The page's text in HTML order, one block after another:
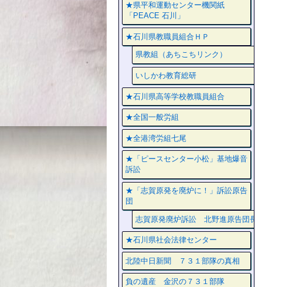
★県平和運動センター機関紙
「PEACE 石川」
★石川県教職員組合ＨＰ
県教組（あちこちリンク）
いしかわ教育総研
★石川県高等学校教職員組合
★全国一般労組
★全港湾労組七尾
★「ピースセンター小松」基地爆音
訴訟
★「志賀原発を廃炉に！」訴訟原告
団
志賀原発廃炉訴訟 北野進原告団長
★石川県社会法律センター
北陸中日新聞 ７３１部隊の真相
負の遺産 金沢の７３１部隊